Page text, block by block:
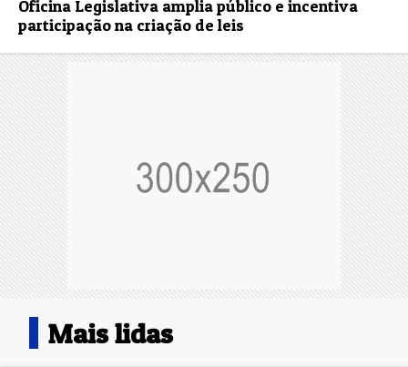
Oficina Legislativa amplia público e incentiva
participação na criação de leis
Mais lidas